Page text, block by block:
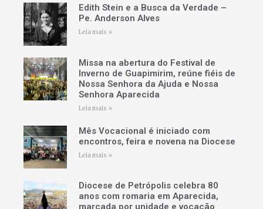
Edith Stein e a Busca da Verdade –
Pe. Anderson Alves
Leia mais »
Missa na abertura do Festival de
Inverno de Guapimirim, reúne fiéis de
Nossa Senhora da Ajuda e Nossa
Senhora Aparecida
Leia mais »
Mês Vocacional é iniciado com
encontros, feira e novena na Diocese
Leia mais »
Diocese de Petrópolis celebra 80
anos com romaria em Aparecida,
marcada por unidade e vocação